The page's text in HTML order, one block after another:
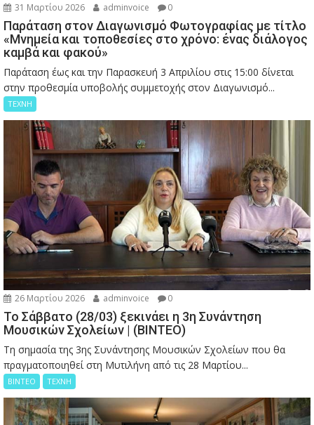
31 Μαρτίου 2026 adminvoice 0
Παράταση στον Διαγωνισμό Φωτογραφίας με τίτλο
«Μνημεία και τοποθεσίες στο χρόνο: ένας διάλογος
καμβά και φακού»
Παράταση έως και την Παρασκευή 3 Απριλίου στις 15:00 δίνεται
στην προθεσμία υποβολής συμμετοχής στον Διαγωνισμό...
ΤΕΧΝΗ
26 Μαρτίου 2026 adminvoice 0
Το Σάββατο (28/03) ξεκινάει η 3η Συνάντηση
Μουσικών Σχολείων | (ΒΙΝΤΕΟ)
Τη σημασία της 3ης Συνάντησης Μουσικών Σχολείων που θα
πραγματοποιηθεί στη Μυτιλήνη από τις 28 Μαρτίου...
ΒΙΝΤΕΟ ΤΕΧΝΗ